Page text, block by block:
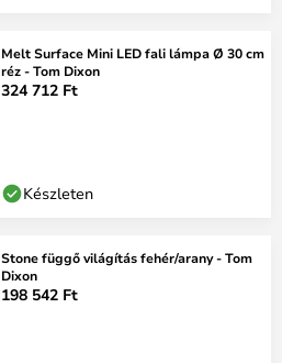
Melt Surface Mini LED fali lámpa Ø 30 cm
réz - Tom Dixon
324 712 Ft
Készleten
Stone függő világítás fehér/arany - Tom
Dixon
198 542 Ft